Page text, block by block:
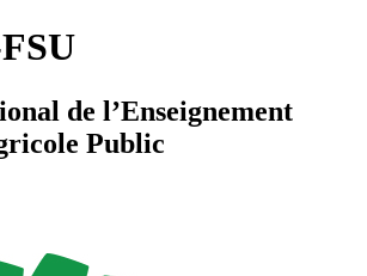
de l’Enseignement
Public